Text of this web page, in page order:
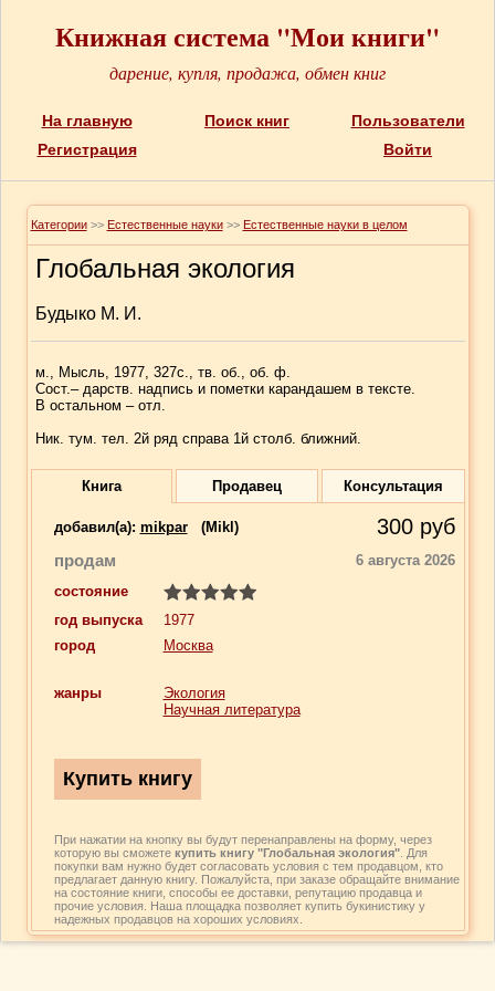
Книжная система "Мои книги"
дарение, купля, продажа, обмен книг
На главную Поиск книг
Пользователи
Регистрация
Войти
Категории >> Естественные науки >> Естественные науки в целом
Глобальная экология
Будыко М. И.
м., Мысль, 1977, 327с., тв. об., об. ф.
Сост.– дарств. надпись и пометки карандашем в тексте.
В остальном – отл.
Ник. тум. тел. 2й ряд справа 1й столб. ближний.
Книга Продавец Консультация
добавил(a): mikpar (Mikl) 300 руб
продам
6 августа 2026
состояние
год выпуска
1977
город
Москва
жанры
Экология
Научная литература
При нажатии на кнопку вы будут перенаправлены на форму, через
которую вы сможете купить книгу "Глобальная экология". Для
покупки вам нужно будет согласовать условия с тем продавцом, кто
предлагает данную книгу. Пожалуйста, при заказе обращайте внимание
на состояние книги, способы ее доставки, репутацию продавца и
прочие условия. Наша площадка позволяет купить букинистику у
надежных продавцов на хороших условиях.